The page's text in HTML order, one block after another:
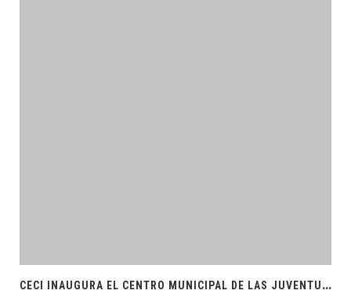
C
ECI INAUGURA EL CENTRO MUNICIPAL DE LAS JUVENTUDES